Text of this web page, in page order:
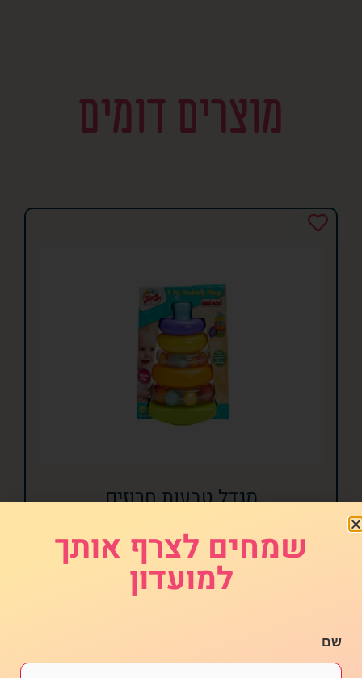
מוצרים דומים
מגדל טבעות חרוזים
הוספה לסל
שמחים לצרף אותך
למועדון
שם